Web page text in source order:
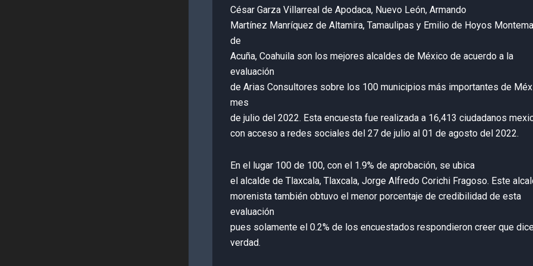
César Garza Villarreal de Apodaca, Nuevo León, Armando
Martínez Manríquez de Altamira, Tamaulipas y Emilio de Hoyos
de
Acuña, Coahuila son los mejores alcaldes de México de acuerdo a la
evaluación
de Arias Consultores sobre los 100 municipios más importantes de
mes
de julio del 2022. Esta encuesta fue realizada a 16,413 ciudadanos
con acceso a redes sociales del 27 de julio al 01 de agosto del 2022.
En el lugar 100 de 100, con el 1.9% de aprobación, se ubica
el alcalde de Tlaxcala, Tlaxcala, Jorge Alfredo Corichi Fragoso. Este
morenista también obtuvo el menor porcentaje de credibilidad de esta
evaluación
pues solamente el 0.2% de los encuestados respondieron creer que
verdad.